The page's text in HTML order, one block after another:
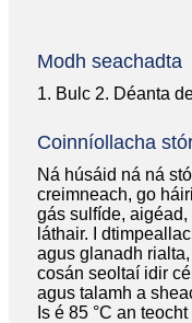
Modh seachadta
1. Bulc 2. Déanta
Coinníollacha
Ná húsáid ná ná
creimneach, go
gás sulfíde,
láthair. I
agus glanadh
cosán seoltaí idir
agus talamh a
Is é 85 °C an